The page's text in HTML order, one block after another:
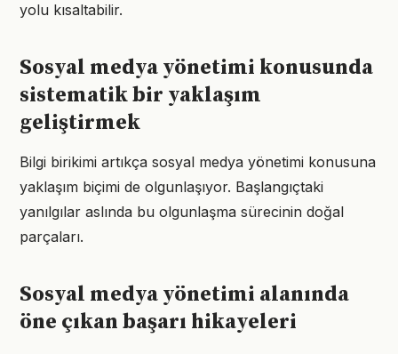
yolu kısaltabilir.
Sosyal medya yönetimi konusunda
sistematik bir yaklaşım
geliştirmek
Bilgi birikimi artıkça sosyal medya yönetimi konusuna
yaklaşım biçimi de olgunlaşıyor. Başlangıçtaki
yanılgılar aslında bu olgunlaşma sürecinin doğal
parçaları.
Sosyal medya yönetimi alanında
öne çıkan başarı hikayeleri